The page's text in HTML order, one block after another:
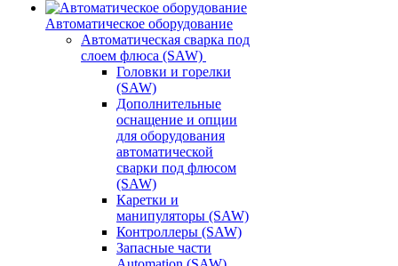
Автоматическое оборудование
Автоматическая сварка под
слоем флюса (SAW)
Головки и горелки
(SAW)
Дополнительные
оснащение и опции
для оборудования
автоматической
сварки под флюсом
(SAW)
Каретки и
манипуляторы (SAW)
Контроллеры (SAW)
Запасные части